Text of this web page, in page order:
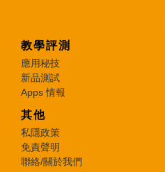
教學評測
應用秘技
新品測試
Apps 情報
其他
私隱政策
免責聲明
聯絡/關於我們